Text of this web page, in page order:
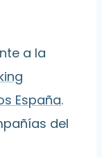
a la
España.
del